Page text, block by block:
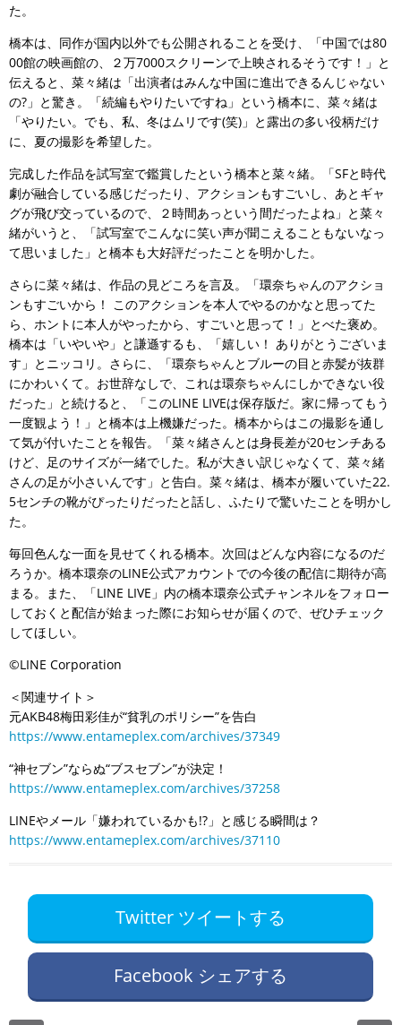
た。
橋本は、同作が国内以外でも公開されることを受け、「中国では80
00館の映画館の、２万7000スクリーンで上映されるそうです！」と
伝えると、菜々緒は「出演者はみんな中国に進出できるんじゃない
の?」と驚き。「続編もやりたいですね」という橋本に、菜々緒は
「やりたい。でも、私、冬はムリです(笑)」と露出の多い役柄だけ
に、夏の撮影を希望した。
完成した作品を試写室で鑑賞したという橋本と菜々緒。「SFと時代
劇が融合している感じだったり、アクションもすごいし、あとギャ
グが飛び交っているので、２時間あっという間だったよね」と菜々
緒がいうと、「試写室でこんなに笑い声が聞こえることもないなっ
て思いました」と橋本も大好評だったことを明かした。
さらに菜々緒は、作品の見どころを言及。「環奈ちゃんのアクショ
ンもすごいから！ このアクションを本人でやるのかなと思ってた
ら、ホントに本人がやったから、すごいと思って！」とべた褒め。
橋本は「いやいや」と謙遜するも、「嬉しい！ ありがとうございま
す」とニッコリ。さらに、「環奈ちゃんとブルーの目と赤髪が抜群
にかわいくて。お世辞なしで、これは環奈ちゃんにしかできない役
だった」と続けると、「このLINE LIVEは保存版だ。家に帰ってもう
一度観よう！」と橋本は上機嫌だった。橋本からはこの撮影を通し
て気が付いたことを報告。「菜々緒さんとは身長差が20センチある
けど、足のサイズが一緒でした。私が大きい訳じゃなくて、菜々緒
さんの足が小さいんです」と告白。菜々緒は、橋本が履いていた22.
5センチの靴がぴったりだったと話し、ふたりで驚いたことを明かし
た。
毎回色んな一面を見せてくれる橋本。次回はどんな内容になるのだ
ろうか。橋本環奈のLINE公式アカウントでの今後の配信に期待が高
まる。また、「LINE LIVE」内の橋本環奈公式チャンネルをフォロー
しておくと配信が始まった際にお知らせが届くので、ぜひチェック
してほしい。
©LINE Corporation
＜関連サイト＞
元AKB48梅田彩佳が“貧乳のポリシー”を告白
https://www.entameplex.com/archives/37349
“神セブン”ならぬ“ブスセブン”が決定！
https://www.entameplex.com/archives/37258
LINEやメール「嫌われているかも!?」と感じる瞬間は？
https://www.entameplex.com/archives/37110
Twitter ツイートする
Facebook シェアする